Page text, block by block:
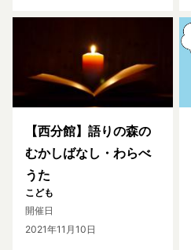
【西分館】語りの森の
むかしばなし・わらべ
うた
こども
開催日
2021年11月10日